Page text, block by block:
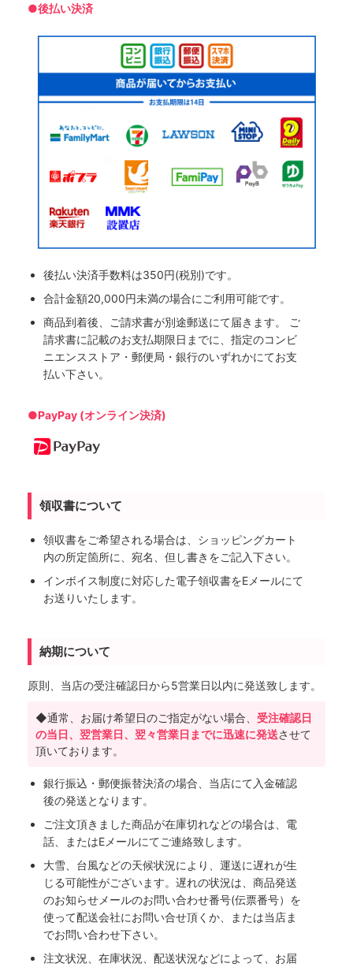
●後払い決済
後払い決済手数料は350円(税別)です。
合計金額20,000円未満の場合にご利用可能です。
商品到着後、ご請求書が別途郵送にて届きます。 ご
請求書に記載のお支払期限日までに、指定のコンビ
ニエンスストア・郵便局・銀行のいずれかにてお支
払い下さい。
●PayPay (オンライン決済)
領収書について
領収書をご希望される場合は、ショッピングカート
内の所定箇所に、宛名、但し書きをご記入下さい。
インボイス制度に対応した電子領収書をEメールにて
お送りいたします。
納期について
原則、当店の受注確認日から5営業日以内に発送致します。
◆通常、お届け希望日のご指定がない場合、 受注確認日
の当日、翌営業日、翌々営業日までに迅速に発送させて
頂いております。
銀行振込・郵便振替決済の場合、当店にて入金確認
後の発送となります。
ご注文頂きました商品が在庫切れなどの場合は、電
話、またはEメールにてご連絡致します。
大雪、台風などの天候状況により、運送に遅れが生
じる可能性がございます。遅れの状況は、商品発送
のお知らせメールのお問い合わせ番号(伝票番号）を
使って配送会社にお問い合せ頂くか、または当店ま
でお問い合わせ下さい。
注文状況、在庫状況、配送状況などによって、お届